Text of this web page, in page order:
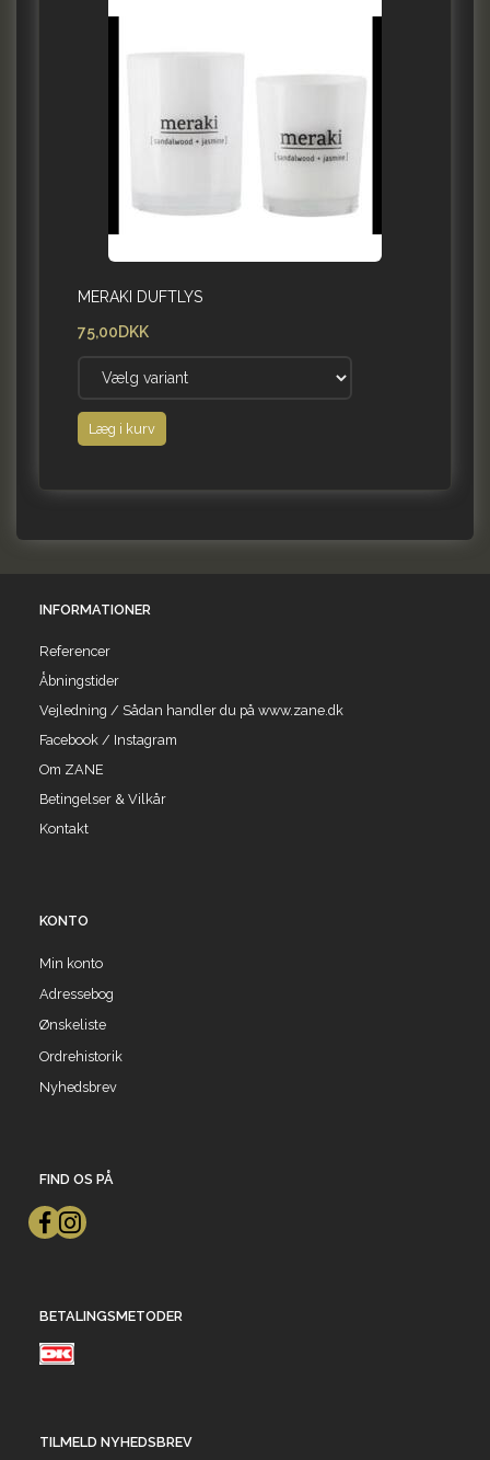
MERAKI DUFTLYS
75,00DKK
Læg i kurv
INFORMATIONER
Referencer
Åbningstider
Vejledning / Sådan handler du på www.zane.dk
Facebook / Instagram
Om ZANE
Betingelser & Vilkår
Kontakt
KONTO
Min konto
Adressebog
Ønskeliste
Ordrehistorik
Nyhedsbrev
FIND OS PÅ
BETALINGSMETODER
TILMELD NYHEDSBREV